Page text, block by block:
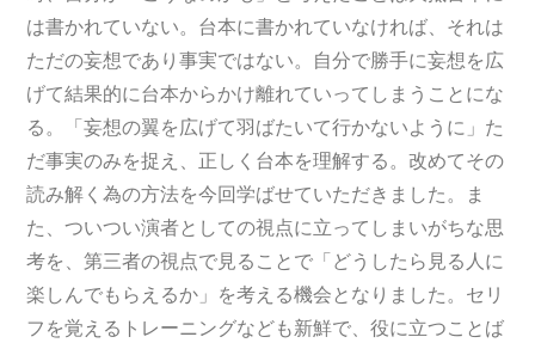
は書かれていない。台本に書かれていなければ、それは
ただの妄想であり事実ではない。自分で勝手に妄想を広
げて結果的に台本からかけ離れていってしまうことにな
る。「妄想の翼を広げて羽ばたいて行かないように」た
だ事実のみを捉え、正しく台本を理解する。改めてその
読み解く為の方法を今回学ばせていただきました。ま
た、ついつい演者としての視点に立ってしまいがちな思
考を、第三者の視点で見ることで「どうしたら見る人に
楽しんでもらえるか」を考える機会となりました。セリ
フを覚えるトレーニングなども新鮮で、役に立つことば